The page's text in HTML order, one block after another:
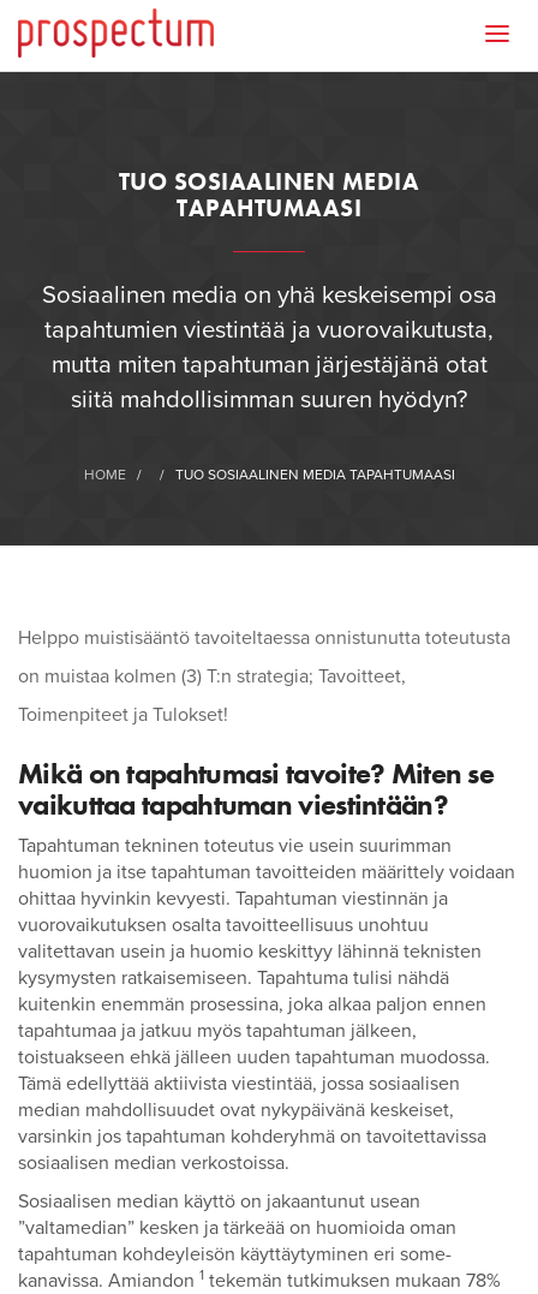
TUO SOSIAALINEN MEDIA
TAPAHTUMAASI
Sosiaalinen media on yhä keskeisempi osa
tapahtumien viestintää ja vuorovaikutusta,
mutta miten tapahtuman järjestäjänä otat
siitä mahdollisimman suuren hyödyn?
HOME / / TUO SOSIAALINEN MEDIA TAPAHTUMAASI
Helppo muistisääntö tavoiteltaessa onnistunutta toteutusta
on muistaa kolmen (3) T:n strategia; Tavoitteet,
Toimenpiteet ja Tulokset!
Mikä on tapahtumasi tavoite? Miten se
vaikuttaa tapahtuman viestintään?
Tapahtuman tekninen toteutus vie usein suurimman
huomion ja itse tapahtuman tavoitteiden määrittely voidaan
ohittaa hyvinkin kevyesti. Tapahtuman viestinnän ja
vuorovaikutuksen osalta tavoitteellisuus unohtuu
valitettavan usein ja huomio keskittyy lähinnä teknisten
kysymysten ratkaisemiseen. Tapahtuma tulisi nähdä
kuitenkin enemmän prosessina, joka alkaa paljon ennen
tapahtumaa ja jatkuu myös tapahtuman jälkeen,
toistuakseen ehkä jälleen uuden tapahtuman muodossa.
Tämä edellyttää aktiivista viestintää, jossa sosiaalisen
median mahdollisuudet ovat nykypäivänä keskeiset,
varsinkin jos tapahtuman kohderyhmä on tavoitettavissa
sosiaalisen median verkostoissa.
Sosiaalisen median käyttö on jakaantunut usean
”valtamedian” kesken ja tärkeää on huomioida oman
tapahtuman kohdeyleisön käyttäytyminen eri some-
kanavissa. Amiandon 1 tekemän tutkimuksen mukaan 78%